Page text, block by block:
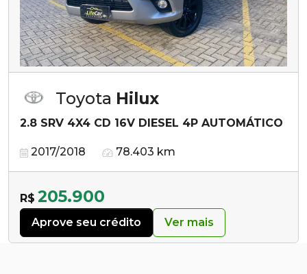
Toyota Hilux
2.8 SRV 4X4 CD 16V DIESEL 4P AUTOMÁTICO
2017/2018 78.403 km
R$ 205.900
Aprove seu crédito Ver mais